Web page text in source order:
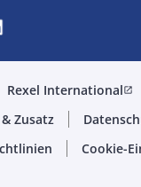
Rexel Internationalopen_in_new
& Zusatz
Cookie-